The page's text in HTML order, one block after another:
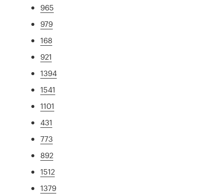
965
979
168
921
1394
1541
1101
431
773
892
1512
1379